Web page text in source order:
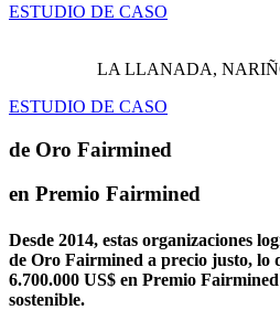
ESTUDIO DE CASO
LA LLANADA,
ESTUDIO DE CASO
de Oro Fairmined
en Premio Fairmined
Desde 2014, estas organizaciones
de Oro Fairmined a precio justo, lo
6.700.000 US$ en Premio
sostenible.